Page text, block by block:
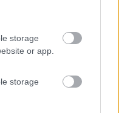
storage
or app.
storage